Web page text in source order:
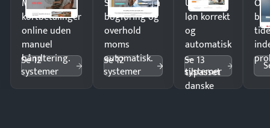
Modtag
kortbetalinger
online uden
manuel
håndtering.
Se 12
systemer
Spar timer på
bogføring og
overhold
moms
automatisk.
Se 12
systemer
Udbetal
løn korrekt
og
automatisk
—
tilpasset
danske
Se 13
systemer